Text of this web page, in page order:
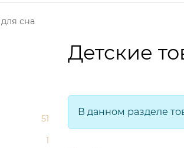
сна
51
1
Детские
В данном разделе